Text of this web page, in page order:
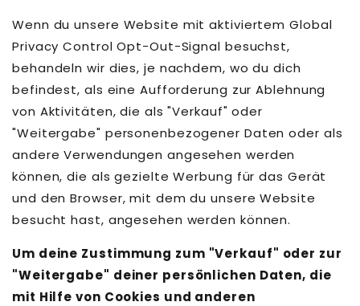
Wenn du unsere Website mit aktiviertem Global
Privacy Control Opt-Out-Signal besuchst,
behandeln wir dies, je nachdem, wo du dich
befindest, als eine Aufforderung zur Ablehnung
von Aktivitäten, die als "Verkauf" oder
"Weitergabe" personenbezogener Daten oder als
andere Verwendungen angesehen werden
können, die als gezielte Werbung für das Gerät
und den Browser, mit dem du unsere Website
besucht hast, angesehen werden können.
Um deine Zustimmung zum "Verkauf" oder zur
"Weitergabe" deiner persönlichen Daten, die
mit Hilfe von Cookies und anderen